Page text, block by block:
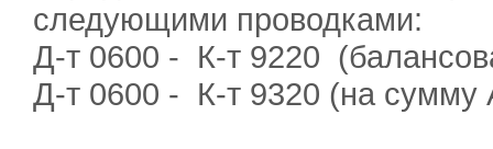
следующими проводками:
Д-т 0600 - К-т 9220
Д-т 0600 - К-т 9320 (на сумму